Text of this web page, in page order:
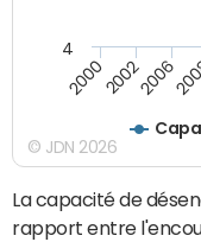
200020022006
4
© JDN 2026
La capacité de
rapport entre